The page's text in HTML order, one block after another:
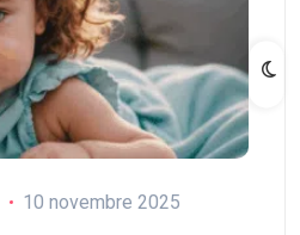
10 novembre 2025